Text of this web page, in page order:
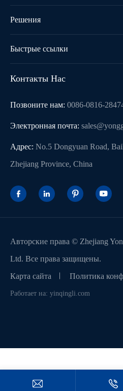
Решения
Быстрые ссылки
Контакты Нас
Позвоните нам: 0086-0816-
Электронная почта:
Адрес: No.5 Dongyuan Road,
Zhejiang Province, China
   
Авторские права © Zhejiang
Ltd. Все права защищены.
Карта сайта
Политика
Работает на: yinqingli.com
 